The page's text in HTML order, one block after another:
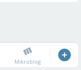
Mikroblog